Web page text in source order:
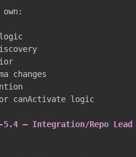
or canActivate logic
5.4 — Integration/Repo Lead